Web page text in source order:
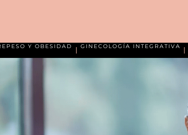
Y OBESIDAD GINECOLOGÍA INTEGRATIVA